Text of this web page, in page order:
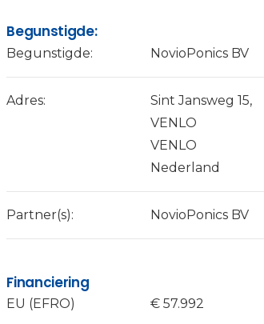
Begunstigde:
Begunstigde: NovioPonics BV
Adres:
Sint Jansweg 15,
VENLO
VENLO
Nederland
Partner(s): NovioPonics BV
Financiering
EU (EFRO) € 57.992